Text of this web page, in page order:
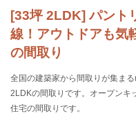
[33坪 2LDK] パント
線！アウトドアも気
の間取り
全国の建築家から間取りが集ま
2LDKの間取りです。オープンキ
住宅の間取りです。